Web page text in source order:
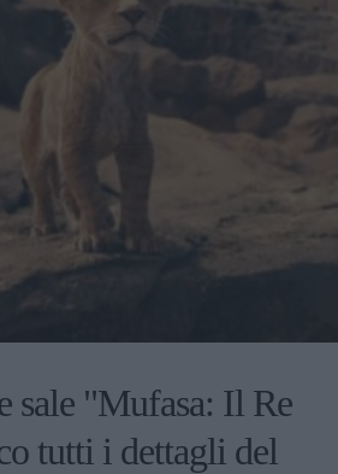
sale "Mufasa: Il Re
tutti i dettagli del